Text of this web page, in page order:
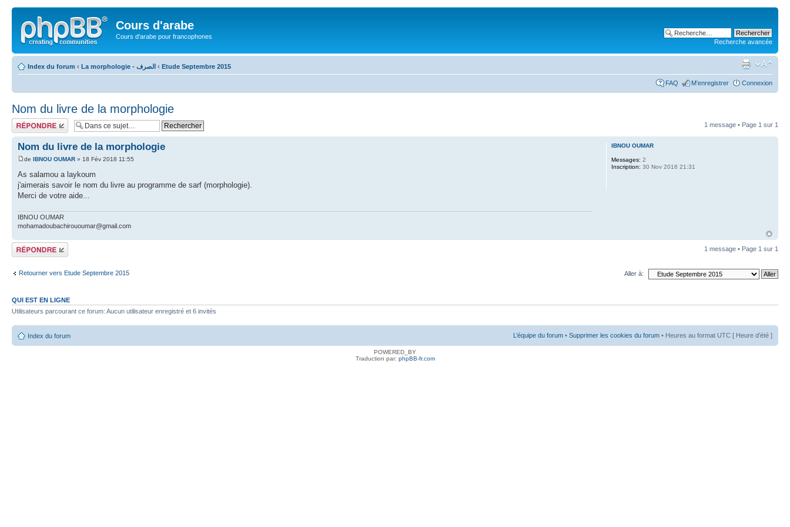
Cours d'arabe
Cours d'arabe pour francophones
Recherche avancée
Index du forum ‹ La morphologie - الصرف ‹ Etude Septembre 2015
FAQ M’enregistrer Connexion
Nom du livre de la morphologie
Répondre 1 message • Page 1 sur 1
Nom du livre de la morphologie
de IBNOU OUMAR » 18 Fév 2018 11:55
As salamou a laykoum
j'aimerais savoir le nom du livre au programme de sarf (morphologie).
Merci de votre aide...
IBNOU OUMAR
mohamadoubachirououmar@gmail.com
IBNOU OUMAR
Messages: 2
Inscription: 30 Nov 2016 21:31
Répondre 1 message • Page 1 sur 1
Retourner vers Etude Septembre 2015 Aller à:
QUI EST EN LIGNE
Utilisateurs parcourant ce forum: Aucun utilisateur enregistré et 6 invités
Index du forum L’équipe du forum • Supprimer les cookies du forum • Heures au format UTC [ Heure d’été ]
POWERED_BY
Traduction par: phpBB-fr.com